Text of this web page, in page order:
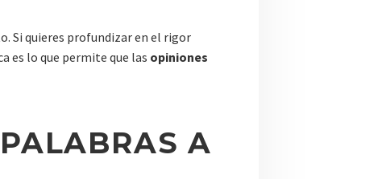
Si quieres profundizar en el rigor
es lo que permite que las opiniones
A